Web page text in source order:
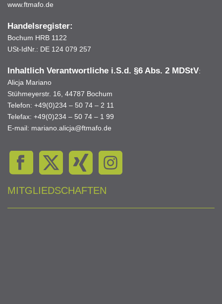
www.ftmafo.de
Handelsregister:
Bochum HRB 1122
USt-IdNr.: DE 124 079 257
Inhaltlich Verantwortliche i.S.d. §6 Abs. 2 MDStV:
Alicja Mariano
Stühmeyerstr. 16, 44787 Bochum
Telefon: +49(0)234 – 50 74 – 2 11
Telefax: +49(0)234 – 50 74 – 1 99
E-mail: mariano.alicja@ftmafo.de
MITGLIEDSCHAFTEN